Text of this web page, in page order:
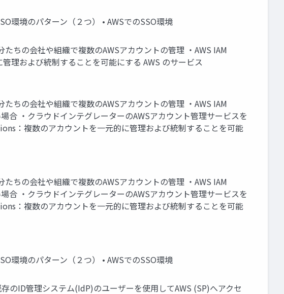
環境のパターン（２つ） • AWSでのSSO環境
ちの会社や組織で複数のAWSアカウントの管理 ・AWS IAM
理および統制することを可能にする AWS のサービス
ちの会社や組織で複数のAWSアカウントの管理 ・AWS IAM
・クラウドインテグレーターのAWSアカウント管理サービスを
：複数のアカウントを一元的に管理および統制することを可能
ちの会社や組織で複数のAWSアカウントの管理 ・AWS IAM
・クラウドインテグレーターのAWSアカウント管理サービスを
：複数のアカウントを一元的に管理および統制することを可能
環境のパターン（２つ） • AWSでのSSO環境
のID管理システム(IdP)のユーザーを使用してAWS (SP)へアクセ